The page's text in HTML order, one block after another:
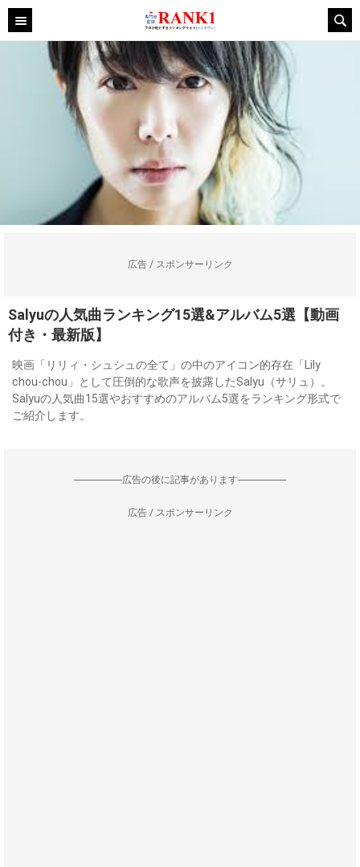
広告 / スポンサーリンク
Salyuの人気曲ランキング15選&アルバム5選【動画
付き・最新版】
映画「リリィ・シュシュの全て」の中のアイコン的存在「Lily
chou-chou」として圧倒的な歌声を披露したSalyu（サリュ）。
Salyuの人気曲15選やおすすめのアルバム5選をランキング形式で
ご紹介します。
--------------------広告の後に記事があります--------------------
広告 / スポンサーリンク